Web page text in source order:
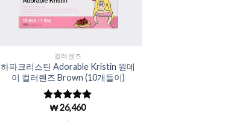
Add to
Wishlist
컬러렌즈
하파크리스틴 Adorable Kristin 원데
이 컬러렌즈 Brown (10개들이)
5 중에서
로 평
₩26,460